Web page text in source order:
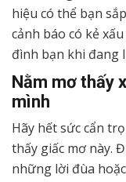
hiệu có thể bạn
cảnh báo có kẻ
đình bạn khi đang
Nằm mơ thấy
mình
Hãy hết sức cẩn
thấy giấc mơ này.
những lời đùa